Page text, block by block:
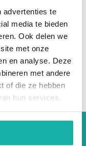
advertenties te
media te bieden
Ook delen we
met onze
en analyse. Deze
met andere
of die ze hebben
hun services.
produceren.
en het
Je energie
ziektes
wordt
vrije radicalen